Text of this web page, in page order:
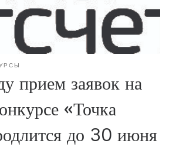
прием заявок на
«Точка
до 30 июня